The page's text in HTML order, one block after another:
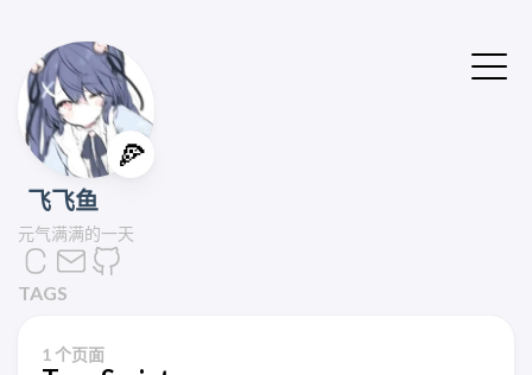
🍕
飞飞鱼
元气满满的一天
TAGS
1 个页面